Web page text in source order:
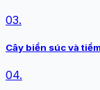
03.
Cây biển súc và
04.